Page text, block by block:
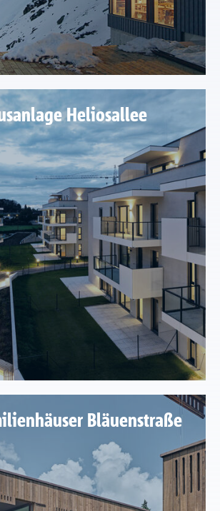
Heliosallee
Bläuenstraße